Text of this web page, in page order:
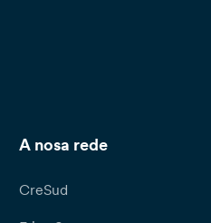
A nosa rede
CreSud